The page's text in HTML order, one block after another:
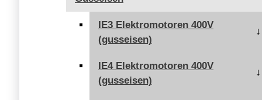
IE3 Elektromotoren 400V
(gusseisen)
IE4 Elektromotoren 400V
(gusseisen)